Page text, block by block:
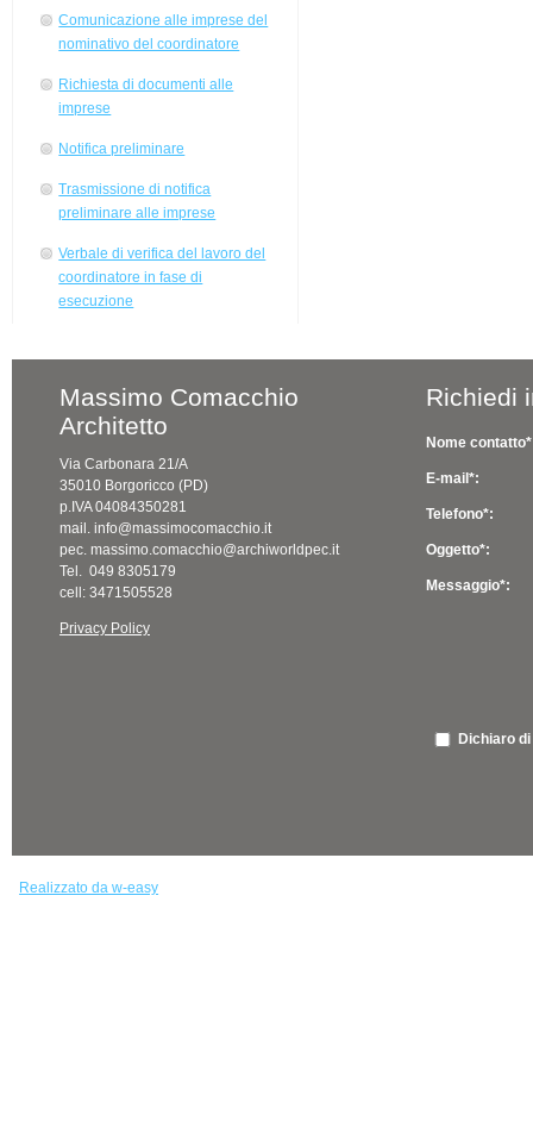
Comunicazione alle imprese del
nominativo del coordinatore
Richiesta di documenti alle
imprese
Notifica preliminare
Trasmissione di notifica
preliminare alle imprese
Verbale di verifica del lavoro del
coordinatore in fase di
esecuzione
Massimo Comacchio
Architetto
Via Carbonara 21/A
35010 Borgoricco (PD)
p.IVA 04084350281
mail. info@massimocomacchio.it
pec. massimo.comacchio@archiworldpec.it
Tel. 049 8305179
cell: 3471505528
Privacy Policy
Richiedi
Nome
E-mail*:
Telefono*:
Oggetto*:
Messaggio*:
Dichiaro
Realizzato da w-easy